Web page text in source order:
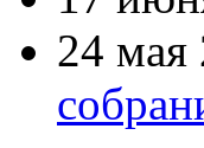
24 мая